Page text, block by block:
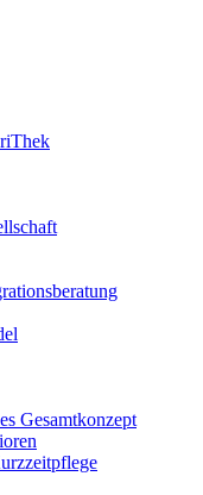
Gesamtkonzept